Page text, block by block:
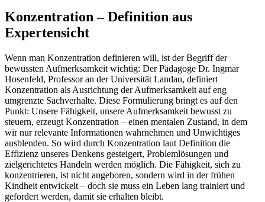
Konzentration – Definition aus
Expertensicht
Wenn man Konzentration definieren will, ist der Begriff der
bewussten Aufmerksamkeit wichtig: Der Pädagoge Dr. Ingmar
Hosenfeld, Professor an der Universität Landau, definiert
Konzentration als Ausrichtung der Aufmerksamkeit auf eng
umgrenzte Sachverhalte. Diese Formulierung bringt es auf den
Punkt: Unsere Fähigkeit, unsere Aufmerksamkeit bewusst zu
steuern, erzeugt Konzentration – einen mentalen Zustand, in dem
wir nur relevante Informationen wahrnehmen und Unwichtiges
ausblenden. So wird durch Konzentration laut Definition die
Effizienz unseres Denkens gesteigert, Problemlösungen und
zielgerichtetes Handeln werden möglich. Die Fähigkeit, sich zu
konzentrieren, ist nicht angeboren, sondern wird in der frühen
Kindheit entwickelt – doch sie muss ein Leben lang trainiert und
gefordert werden, damit sie erhalten bleibt.